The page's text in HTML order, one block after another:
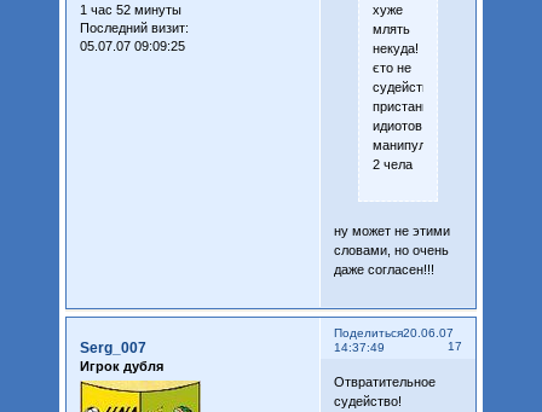
1 час 52 минуты
Последний визит:
05.07.07 09:09:25
хуже
млять
некуда!
єто не
судейство,а
пристанище
идиотов,которіми
манипулирует
2 чела
ну может не этими
словами, но очень
даже согласен!!!
Поделиться
17
20.06.07
14:37:49
Serg_007
Игрок дубля
Отвратительное
судейство!